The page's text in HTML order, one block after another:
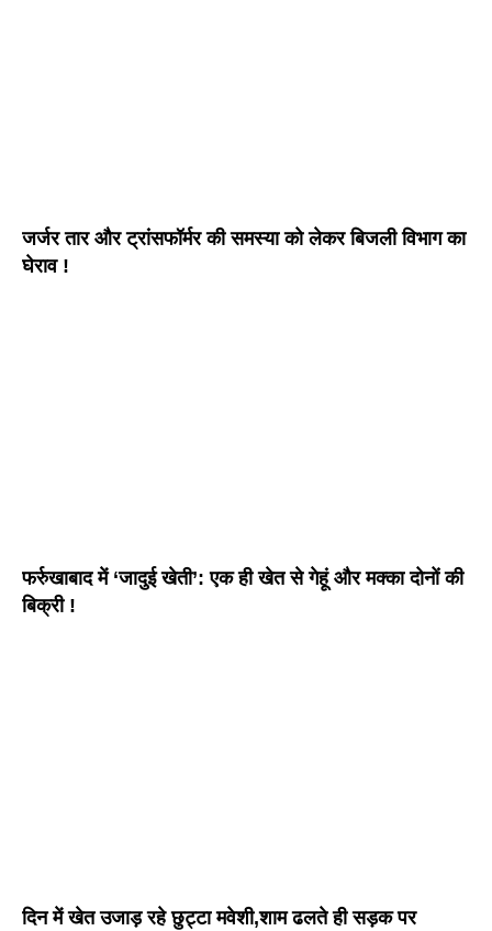
जर्जर तार और ट्रांसफॉर्मर की समस्या को लेकर बिजली विभाग का
घेराव !
फर्रुखाबाद में ‘जादुई खेती’: एक ही खेत से गेहूं और मक्का दोनों की
बिक्री !
दिन में खेत उजाड़ रहे छुट्टा मवेशी,शाम ढलते ही सड़क पर